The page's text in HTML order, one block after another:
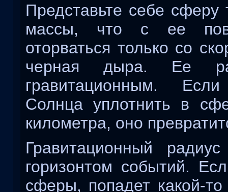
Представьте себе сферу
массы, что с ее
оторваться только со
черная дыра. Ее
гравитационным.
Солнца уплотнить в
километра, оно
Гравитационный
горизонтом событий.
сферы, попадет какой-то